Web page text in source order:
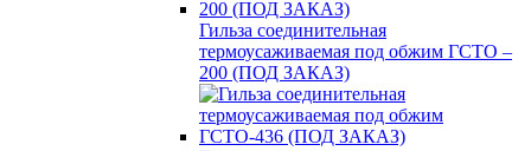
Гильза соединительная
термоусаживаемая под обжим ГСТО –
200 (ПОД ЗАКАЗ)